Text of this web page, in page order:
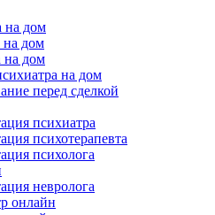
на дом
на дом
на дом
на дом
перед сделкой
психиатра
психотерапевта
психолога
невролога
онлайн